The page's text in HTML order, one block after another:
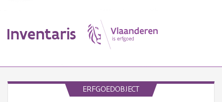
Inventaris
ERFGOEDOBJECT